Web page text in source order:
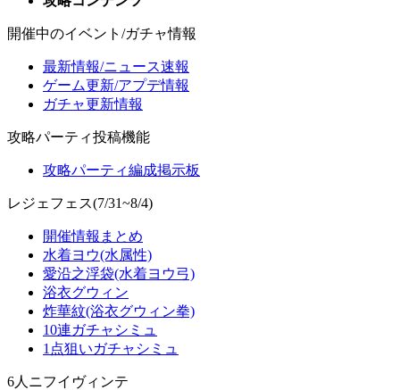
開催中のイベント/ガチャ情報
最新情報/ニュース速報
ゲーム更新/アプデ情報
ガチャ更新情報
攻略パーティ投稿機能
攻略パーティ編成掲示板
レジェフェス(7/31~8/4)
開催情報まとめ
水着ヨウ(水属性)
愛沿之浮袋(水着ヨウ弓)
浴衣グウィン
炸華紋(浴衣グウィン拳)
10連ガチャシミュ
1点狙いガチャシミュ
6人ニフイヴィンテ